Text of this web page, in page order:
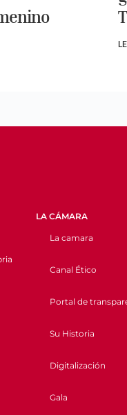
LA CÁMARA
La camara
Canal Ético
Portal de
Su Historia
Digitalización
Gala